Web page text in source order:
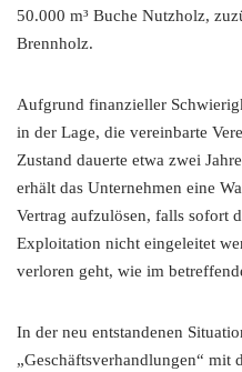
50.000 m³ Buche Nutzholz,
Brennholz.
Aufgrund finanzieller
in der Lage, die vereinbarte
Zustand dauerte etwa zwei
erhält das Unternehmen eine
Vertrag aufzulösen, falls sofort
Exploitation nicht eingeleitet
verloren geht, wie im
In der neu entstandenen
„Geschäftsverhandlungen“ mit